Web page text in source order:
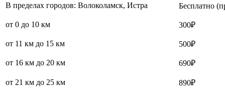
В пределах городов: Волоколамск, Истра Бесплатно
от 0 до 10 км 300₽
от 11 км до 15 км 500₽
от 16 км до 20 км 690₽
от 21 км до 25 км 890₽